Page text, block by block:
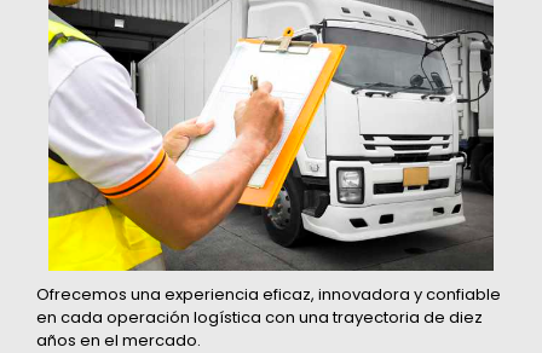
Ofrecemos una experiencia eficaz, innovadora y confiable
en cada operación logística con una trayectoria de diez
años en el mercado.